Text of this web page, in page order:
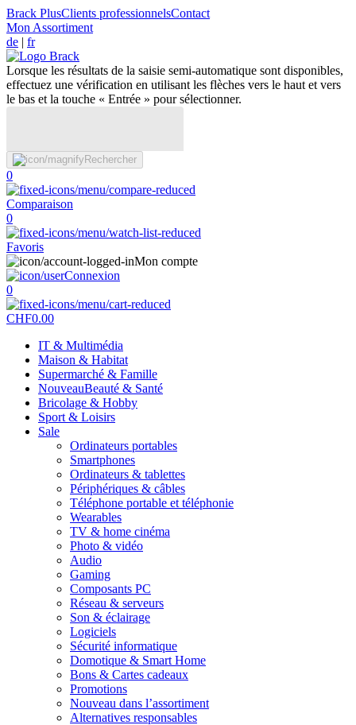
Brack PlusClients professionnelsContact
Mon Assortiment
de | fr
Lorsque les résultats de la saisie semi-automatique sont disponibles,
effectuez une vérification en utilisant les flèches vers le haut et vers
le bas et la touche « Entrée » pour sélectionner.
Rechercher
0
Comparaison
0
Favoris
Mon compte
Connexion
0
CHF0.00
IT & Multimédia
Maison & Habitat
Supermarché & Famille
NouveauBeauté & Santé
Bricolage & Hobby
Sport & Loisirs
Sale
Ordinateurs portables
Smartphones
Ordinateurs & tablettes
Périphériques & câbles
Téléphone portable et téléphonie
Wearables
TV & home cinéma
Photo & vidéo
Audio
Gaming
Composants PC
Réseau & serveurs
Son & éclairage
Logiciels
Sécurité informatique
Domotique & Smart Home
Bons & Cartes cadeaux
Promotions
Nouveau dans l’assortiment
Alternatives responsables